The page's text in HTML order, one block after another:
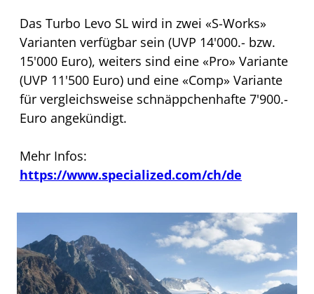
Das Turbo Levo SL wird in zwei «S-Works»
Varianten verfügbar sein (UVP 14'000.- bzw.
15'000 Euro), weiters sind eine «Pro» Variante
(UVP 11'500 Euro) und eine «Comp» Variante
für vergleichsweise schnäppchenhafte 7'900.-
Euro angekündigt.
Mehr Infos:
https://www.specialized.com/ch/de